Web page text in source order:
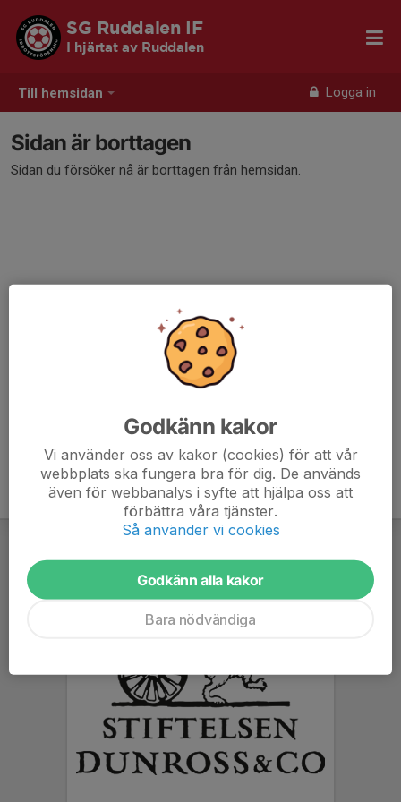
Till hemsidan Logga in
SG Ruddalen IF
I hjärtat av Ruddalen
Sidan är borttagen
Sidan du försöker nå är borttagen från hemsidan.
Godkänn kakor
Vi använder oss av kakor (cookies) för att vår
webbplats ska fungera bra för dig. De används
även för webbanalys i syfte att hjälpa oss att
förbättra våra tjänster.
Så använder vi cookies
Godkänn alla kakor
Bara nödvändiga